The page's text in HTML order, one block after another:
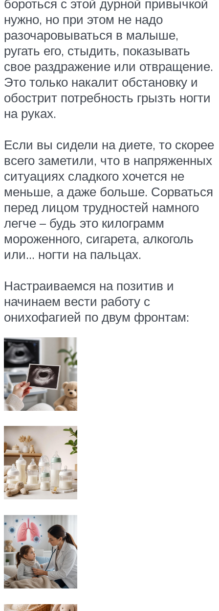
бороться с этой дурной привычкой
нужно, но при этом не надо
разочаровываться в малыше,
ругать его, стыдить, показывать
свое раздражение или отвращение.
Это только накалит обстановку и
обострит потребность грызть ногти
на руках.
Если вы сидели на диете, то скорее
всего заметили, что в напряженных
ситуациях сладкого хочется не
меньше, а даже больше. Сорваться
перед лицом трудностей намного
легче – будь это килограмм
мороженного, сигарета, алкоголь
или… ногти на пальцах.
Настраиваемся на позитив и
начинаем вести работу с
онихофагией по двум фронтам: